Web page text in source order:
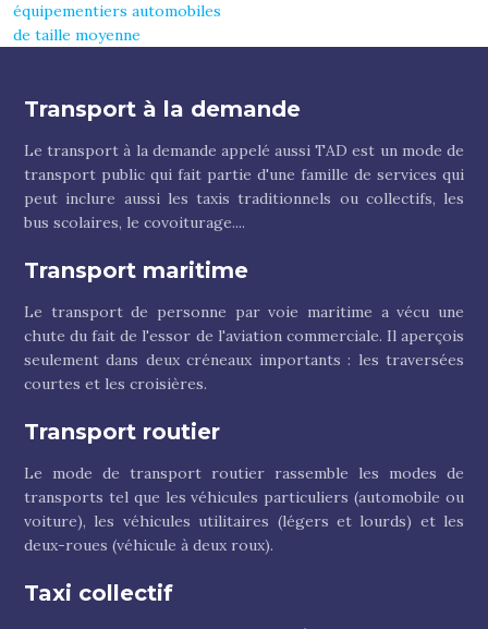
équipementiers automobiles
de taille moyenne
Transport à la demande
Le transport à la demande appelé aussi TAD est un mode de
transport public qui fait partie d'une famille de services qui
peut inclure aussi les taxis traditionnels ou collectifs, les
bus scolaires, le covoiturage....
Transport maritime
Le transport de personne par voie maritime a vécu une
chute du fait de l'essor de l'aviation commerciale. Il aperçois
seulement dans deux créneaux importants : les traversées
courtes et les croisières.
Transport routier
Le mode de transport routier rassemble les modes de
transports tel que les véhicules particuliers (automobile ou
voiture), les véhicules utilitaires (légers et lourds) et les
deux-roues (véhicule à deux roux).
Taxi collectif